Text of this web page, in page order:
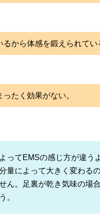
から体感を鍛えられてい
たく効果がない。
ってEMSの感じ方が違う
量によって大きく変わる
ん。足裏が乾き気味の場
。